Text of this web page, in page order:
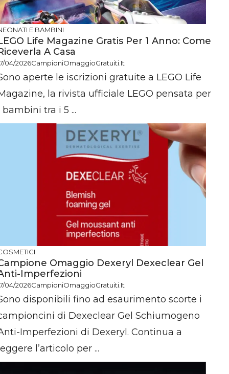
E BAMBINI
Life Magazine Gratis Per 1 Anno: Come
A Casa
04/2026CampioniOmaggioGratuiti.it
aperte le iscrizioni gratuite a LEGO Life
la rivista ufficiale LEGO pensata per
bambini tra i 5 ...
Omaggio Dexeryl Dexeclear Gel
Imperfezioni
04/2026CampioniOmaggioGratuiti.it
disponibili fino ad esaurimento scorte i
di Dexeclear Gel Schiumogeno
Imperfezioni di Dexeryl. Continua a
l’articolo per ...